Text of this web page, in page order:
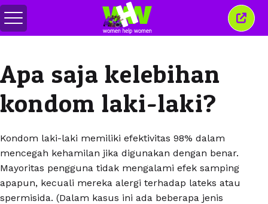
Alihkan
menu
Apa saja kelebihan
kondom laki-laki?
Kondom laki-laki memiliki efektivitas 98% dalam
mencegah kehamilan jika digunakan dengan benar.
Mayoritas pengguna tidak mengalami efek samping
apapun, kecuali mereka alergi terhadap lateks atau
spermisida. (Dalam kasus ini ada beberapa jenis